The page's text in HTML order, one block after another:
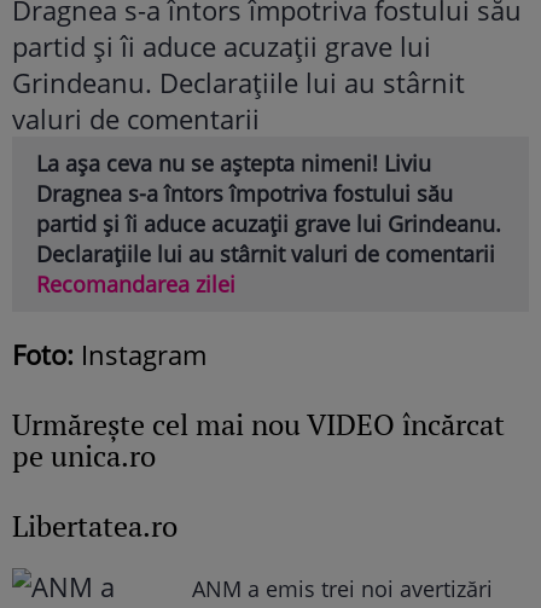
La așa ceva nu se aștepta nimeni! Liviu
Dragnea s-a întors împotriva fostului său
partid și îi aduce acuzații grave lui Grindeanu.
Declarațiile lui au stârnit valuri de comentarii
Recomandarea zilei
Foto: Instagram
Urmăreşte cel mai nou VIDEO încărcat
pe unica.ro
Libertatea.ro
ANM a emis trei noi avertizări